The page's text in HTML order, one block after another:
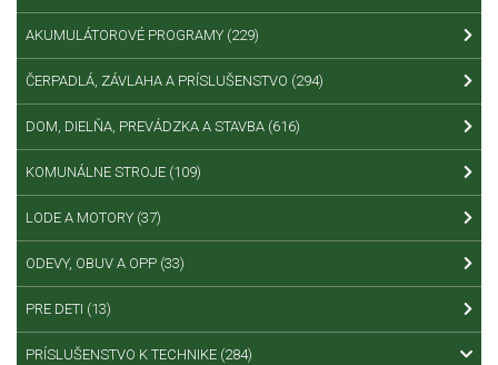
AKUMULÁTOROVÉ PROGRAMY (229)
ČERPADLÁ, ZÁVLAHA A PRÍSLUŠENSTVO (294)
DOM, DIELŇA, PREVÁDZKA A STAVBA (616)
KOMUNÁLNE STROJE (109)
LODE A MOTORY (37)
ODEVY, OBUV A OPP (33)
PRE DETI (13)
PRÍSLUŠENSTVO K TECHNIKE (284)